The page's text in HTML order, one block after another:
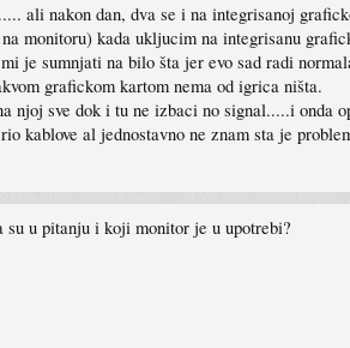
ali nakon dan, dva se i na integrisanoj
monitoru) kada ukljucim na integrisanu
je sumnjati na bilo šta jer evo sad radi
grafickom kartom nema od igrica ništa.
njoj sve dok i tu ne izbaci no signal.....i onda
kablove al jednostavno ne znam sta je
u pitanju i koji monitor je u upotrebi?